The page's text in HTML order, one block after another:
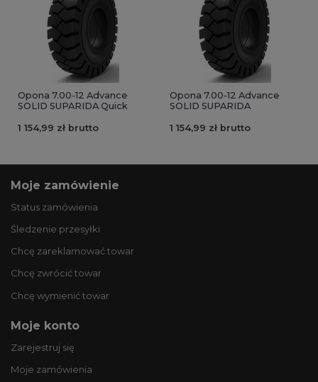
Opona 7.00-12 Advance
SOLID SUPARIDA Quick
1 154,99 zł brutto
Opona 7.00-12 Advance
SOLID SUPARIDA
1 154,99 zł brutto
Moje zamówienie
Status zamówienia
Śledzenie przesyłki
Chcę zareklamować towar
Chcę zwrócić towar
Chcę wymienić towar
Moje konto
Zarejestruj się
Moje zamówienia